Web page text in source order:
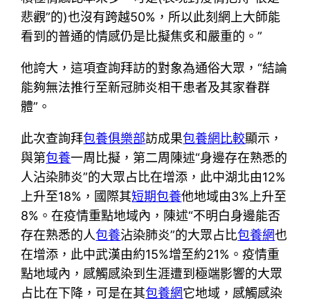
悲觀”的)也沒有跨越50%，所以此刻網上大師能
看到的普通的情感仍是比擬焦炙和嚴重的。”
他誇大，這項查詢拜訪的對象為通俗大眾，“結論
能夠無法推行至新冠肺炎相干患者及其家眷群
體”。
此次查詢拜包養俱樂部訪成果包養網比較顯示，
與第包養一周比擬，第二周陳述“身邊存在熟悉的
人沾染肺炎”的大眾占比在增添，此中湖北由12%
上升至18%，國際其短期包養他地域由3%上升至
8%。在疫情重點地域內，陳述“不明白身邊能否
存在熟悉的人包養沾染肺炎”的大眾占比包養網也
在增添，此中武漢由約15%增至約21%。疫情重
點地域內，感觸感染到生涯遭到極端影響的大眾
占比在下降，可是在其包養網它地域，感觸感染